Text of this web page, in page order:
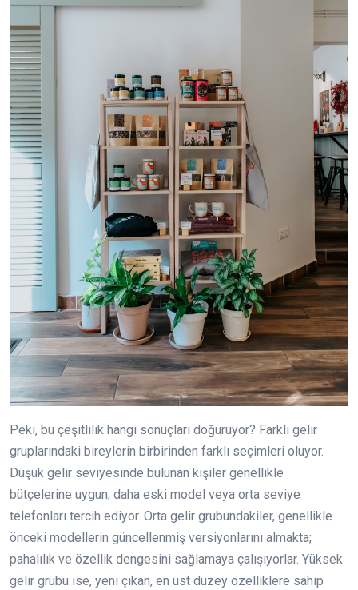
Peki, bu çeşitlilik hangi sonuçları doğuruyor? Farklı gelir
gruplarındaki bireylerin birbirinden farklı seçimleri oluyor.
Düşük gelir seviyesinde bulunan kişiler genellikle
bütçelerine uygun, daha eski model veya orta seviye
telefonları tercih ediyor. Orta gelir grubundakiler, genellikle
önceki modellerin güncellenmiş versiyonlarını almakta;
pahalılık ve özellik dengesini sağlamaya çalışıyorlar. Yüksek
gelir grubu ise, yeni çıkan, en üst düzey özelliklere sahip